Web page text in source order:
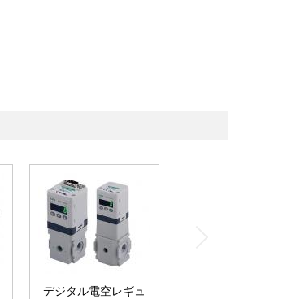
デジタル電空レギュ